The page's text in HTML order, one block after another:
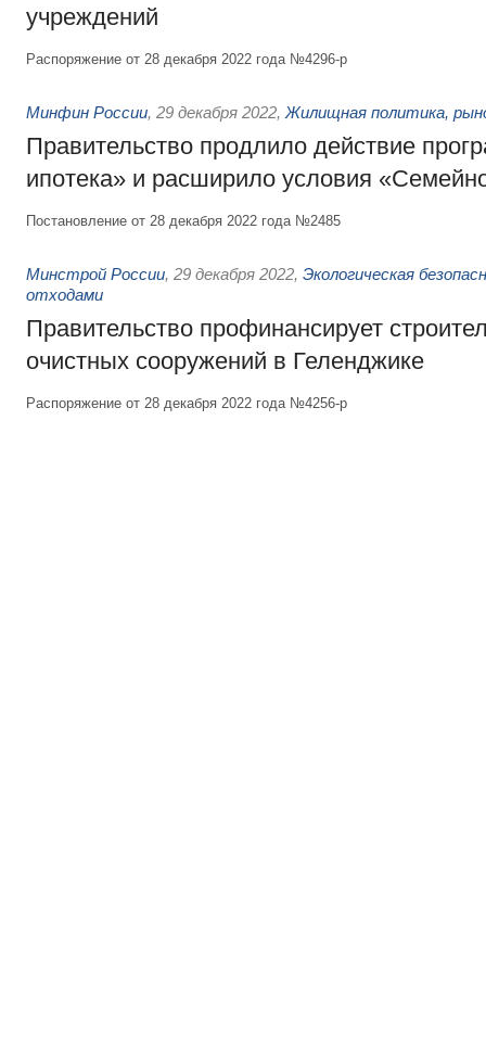
учреждений
Распоряжение от 28 декабря 2022 года №4296-р
Минфин России, 29 декабря 2022, Жилищная политика,
Правительство продлило действие
ипотека» и расширило условия
Постановление от 28 декабря 2022 года №2485
Минстрой России, 29 декабря 2022, Экологическая
отходами
Правительство профинансирует
очистных сооружений в Геленджике
Распоряжение от 28 декабря 2022 года №4256-р